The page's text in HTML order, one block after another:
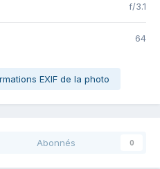
f/3.1
64
EXIF de la photo
Abonnés 0